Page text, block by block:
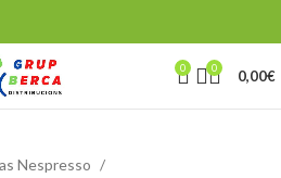
0 0 0,00€
Nespresso